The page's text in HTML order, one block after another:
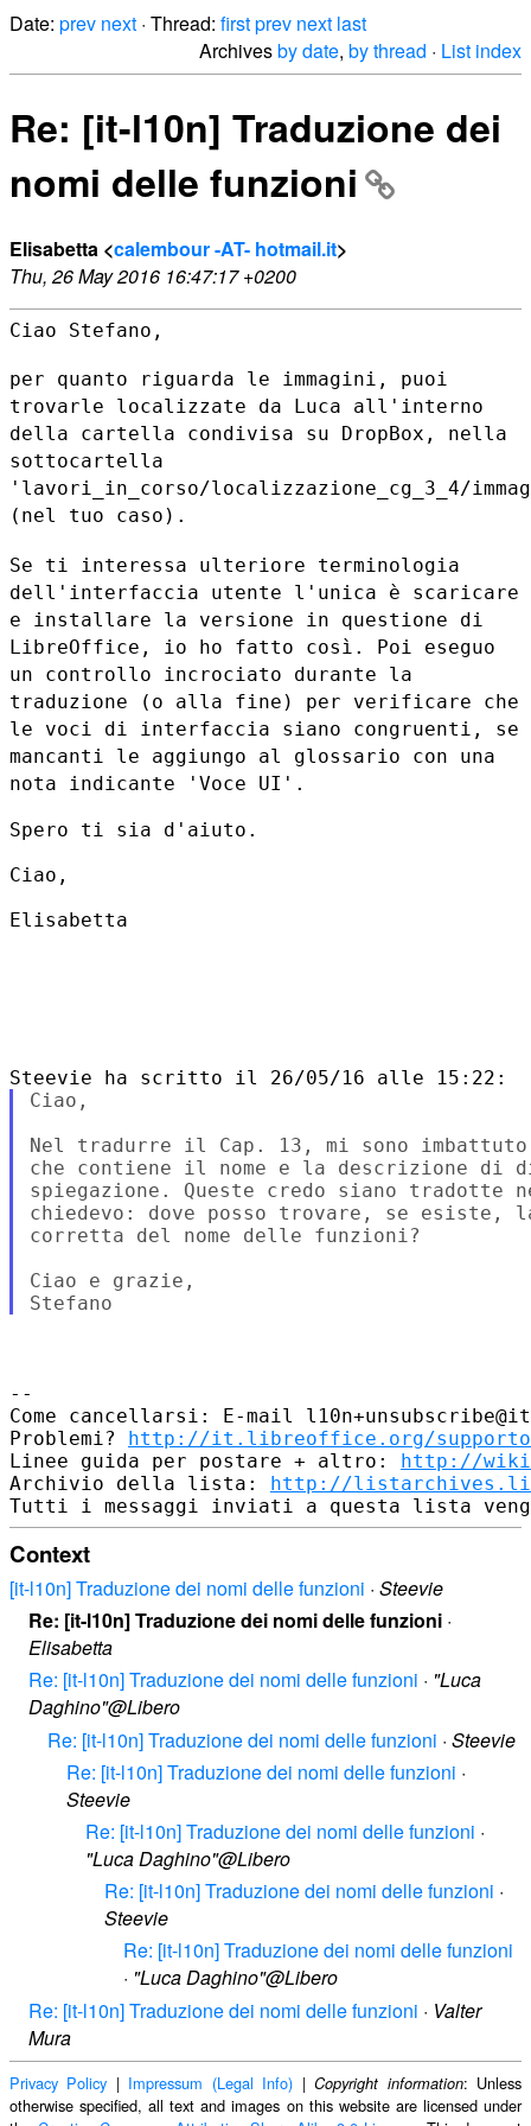
Date: prev next · Thread: firstprev next last
Archivesby date, by thread · List index
Re: [it-l10n] Traduzione dei
nomi delle funzioni
Elisabetta <calembour -AT- hotmail.it>
Thu, 26 May 2016 16:47:17 +0200
Ciao Stefano,
per quanto riguarda le immagini, puoi
trovarle localizzate da Luca all'interno
della cartella condivisa su DropBox, nella
sottocartella
'lavori_in_corso/localizzazione_cg_3_4/
(nel tuo caso).
Se ti interessa ulteriore terminologia
dell'interfaccia utente l'unica è scaricare
e installare la versione in questione di
LibreOffice, io ho fatto così. Poi eseguo
un controllo incrociato durante la
traduzione (o alla fine) per verificare che
le voci di interfaccia siano congruenti, se
mancanti le aggiungo al glossario con una
nota indicante 'Voce UI'.
Spero ti sia d'aiuto.
Ciao,
Elisabetta
Ciao,
Nel tradurre il Cap. 13, mi sono
che contiene il nome e la descrizione di
spiegazione. Queste credo siano
chiedevo: dove posso trovare, se esiste,
corretta del nome delle funzioni?
Ciao e grazie,
--
Come cancellarsi: E-mail
Problemi? http://it.libreoffice.org/
Linee guida per postare + altro: http://
Archivio della lista: http://
Context
[it-l10n] Traduzione dei nomi delle funzioni · Steevie
Re: [it-l10n] Traduzione dei nomi delle funzioni ·
Elisabetta
Re: [it-l10n] Traduzione dei nomi delle funzioni · "Luca
Daghino"@Libero
Re: [it-l10n] Traduzione dei nomi delle funzioni · Steevie
Re: [it-l10n] Traduzione dei nomi delle funzioni ·
Steevie
Re: [it-l10n] Traduzione dei nomi delle funzioni ·
"Luca Daghino"@Libero
Re: [it-l10n] Traduzione dei nomi delle funzioni ·
Steevie
Re: [it-l10n] Traduzione dei nomi delle funzioni
· "Luca Daghino"@Libero
Re: [it-l10n] Traduzione dei nomi delle funzioni · Valter
Mura
Privacy Policy | Impressum (Legal Info) |Copyright information: Unless
otherwise specified, all text and images on this website are licensed under